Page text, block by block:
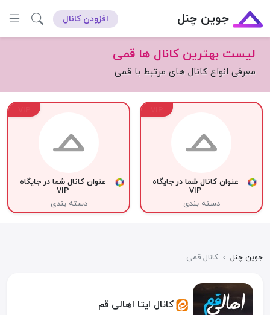
جوین چنل افزودن کانال
لیست بهترین کانال ها قمی
معرفی انواع کانال های مرتبط با قمی
عنوان کانال شما در جایگاه
VIP
دسته بندی
عنوان کانال شما در جایگاه
VIP
دسته بندی
جوین چنل › کانال قمی
کانال ایتا اهالی قم